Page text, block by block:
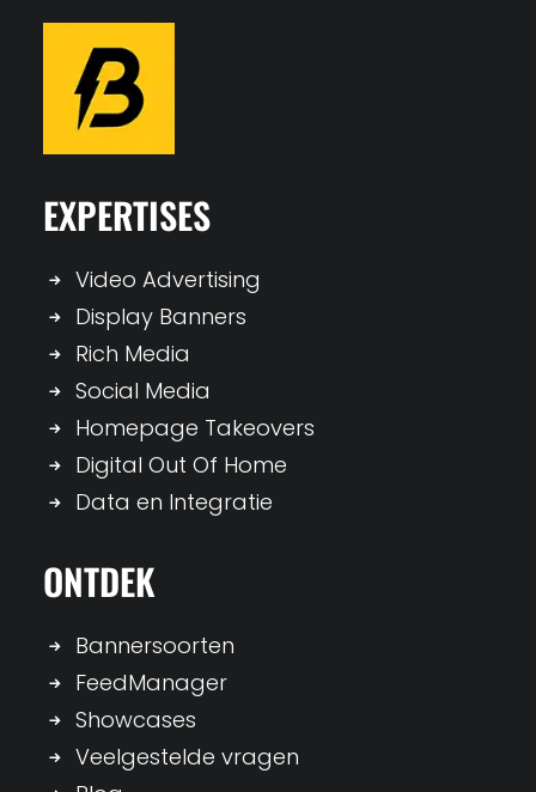
EXPERTISES
Video Advertising
Display Banners
Rich Media
Social Media
Homepage Takeovers
Digital Out Of Home
Data en Integratie
ONTDEK
Bannersoorten
FeedManager
Showcases
Veelgestelde vragen